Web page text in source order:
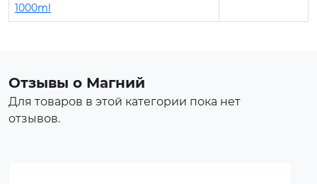
1000ml
Отзывы о Магний
Для товаров в этой категории пока нет
отзывов.
порошка. Это безопасная
пищевая добавка, которая
покрывает часть суточной